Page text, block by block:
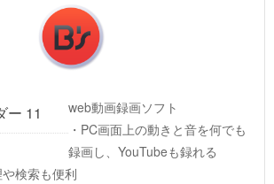
ー 11
web動画録画ソフト
・PC画面上の動きと音を何でも
録画し、YouTubeも録れる
検索も便利